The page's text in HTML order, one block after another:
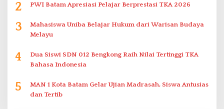
2 PWI Batam Apresiasi Pelajar Berprestasi TKA 2026
3
Mahasiswa Uniba Belajar Hukum dari Warisan Budaya
Melayu
4
Dua Siswi SDN 012 Bengkong Raih Nilai Tertinggi TKA
Bahasa Indonesia
5
MAN 1 Kota Batam Gelar Ujian Madrasah, Siswa Antusias
dan Tertib